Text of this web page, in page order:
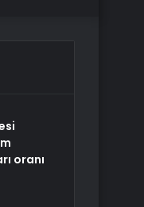
oranı